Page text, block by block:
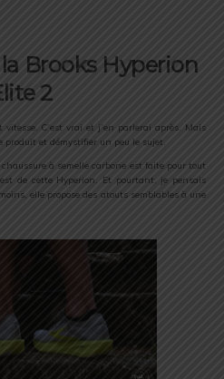
Brooks Hyperion
2
C’est vrai et j’en parlerai après. Mais
produit et démystifier un peu le sujet.
à semelle carbone est faite pour tout
de cette Hyperion. Et pourtant, je pensais
elle propose des atouts semblables à une